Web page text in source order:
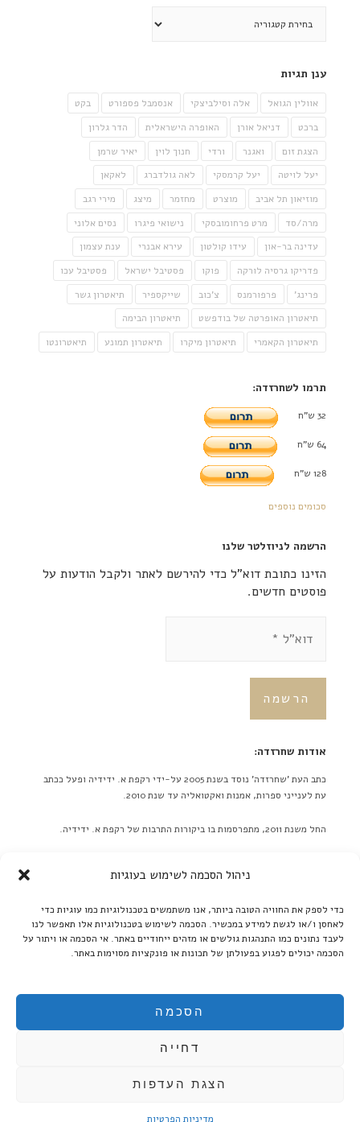
ניהול הסכמה לשימוש בעוגיות
כדי לספק את החוויה הטובה ביותר, אנו משתמשים בטכנולוגיות כמו עוגיות כדי
לאחסן ו/או לגשת למידע במכשיר. הסכמה לשימוש בטכנולוגיות אלו תאפשר לנו
לעבד נתונים כמו התנהגות גולשים או מזהים ייחודיים באתר. אי הסכמה או ויתור על
הסכמה יכולים לפגוע בפעולתן של תכונות או פונקציות מסוימות באתר.
הסכמה
דחייה
הצגת העדפות
מדיניות הפרטיות
ענן תגיות
אוולין הגואל אלה וסילביצקי אנסמבל פספורט
בקט
ברכט
דניאל אורן האופרה הישראלית
הדר גלרון
הצגת זום
ואגנר ורדי חנוך לוין
יאיר שרמן
יעל לויטה
יעל קרמסקי לאה גולדברג
לאקאן
מוזיאון תל אביב
מוצרט מחזמר מיצג
מירי רגב
מרה/סד
מרט פרחומובסקי נישואי פיגרו
נסים אלוני
עדינה בר-און
עידו קולטון עירא אבנרי
ענת עצמון
פדריקו גרסיה לורקה
פוקו פסטיבל ישראל
פסטיבל עכו
פרינג'
פרפורמנס צ'כוב שייקספיר
תיאטרון גשר
תיאטרון האופרטה של בודפשט
תיאטרון הבימה
תיאטרון הקאמרי
תיאטרון מיקרו תיאטרון תמונע תיאטרונטו
תרמו לשחרזדה:
32 ש"ח
64 ש"ח
128 ש"ח
סכומים נוספים
הרשמה לניוזלטר שלנו
הזינו כתובת דוא"ל כדי להירשם לאתר ולקבל הודעות על
פוסטים חדשים.
אודות שחרזדה:
כתב העת 'שחרזדה' נוסד בשנת 2005 על-ידי רקפת א. ידידיה ופעל ככתב
עת לענייני ספרות, אמנות ואקטואליה עד שנת 2010.
החל משנת 2011, מתפרסמות בו ביקורות התרבות של רקפת א. ידידיה.
כפריוויו, אלא ביקורות בלבד! ברם, ידיעות על אירועים שונים יתקבלו
קרא עוד ←
בקרו אותנו גם ב'בית אוצר - ספרים אלקטרוניים':